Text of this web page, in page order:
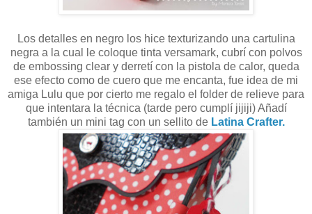
Los detalles en negro los hice texturizando una cartulina
negra a la cual le coloque tinta versamark, cubrí con polvos
de embossing clear y derretí con la pistola de calor, queda
ese efecto como de cuero que me encanta, fue idea de mi
amiga Lulu que por cierto me regalo el folder de relieve para
que intentara la técnica (tarde pero cumplí jijiji) Añadí
también un mini tag con un sellito de Latina Crafter.